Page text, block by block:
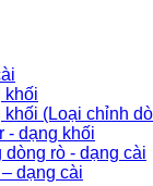
khối
(Loại chỉnh
- dạng khối
rò - dạng cài
dạng cài